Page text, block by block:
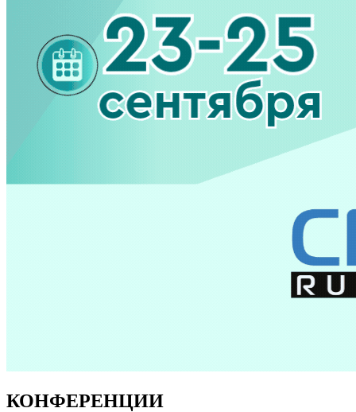
КОНФЕРЕНЦИИ